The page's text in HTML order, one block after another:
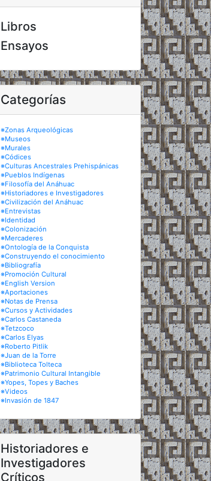
Libros
Ensayos
Categorías
※Zonas Arqueológicas
※Museos
※Murales
※Códices
※Culturas Ancestrales Prehispánicas
※Pueblos Indígenas
※Filosofía del Anáhuac
※Historiadores e Investigadores
※Civilización del Anáhuac
※Entrevistas
※Identidad
※Colonización
※Mercaderes
※Ontología de la Conquista
※Construyendo el conocimiento
※Bibliografía
※Promoción Cultural
※English Version
※Aportaciones
※Notas de Prensa
※Cursos y Actividades
※Carlos Castaneda
※Tetzcoco
※Carlos Elyas
※Roberto Pitlik
※Juan de la Torre
※Biblioteca Tolteca
※Patrimonio Cultural Intangible
※Yopes, Topes y Baches
※Videos
※Invasión de 1847
Historiadores e
Investigadores
Críticos